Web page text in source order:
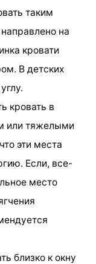
таким
на
кровати
В детских
кровать в
или тяжелыми
эти места
Если, все-
место
близко к окну